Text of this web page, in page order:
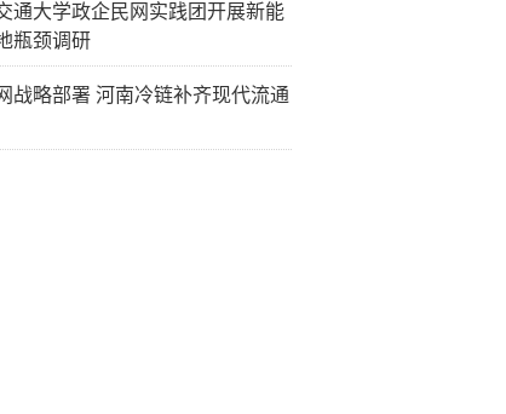
大学政企民网实践团开展新能
瓶颈调研
战略部署 河南冷链补齐现代流通